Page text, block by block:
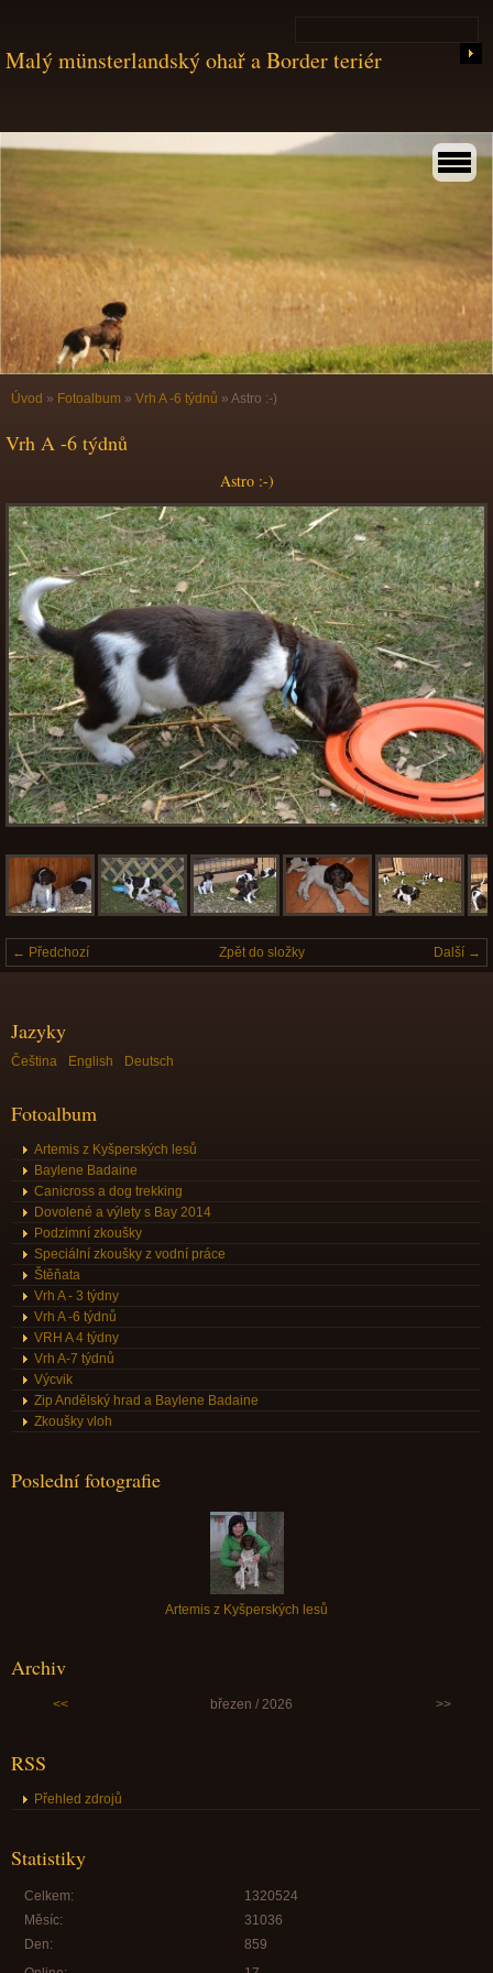
Malý münsterlandský ohař a Border teriér
Úvod » Fotoalbum » Vrh A -6 týdnů » Astro :-)
Vrh A -6 týdnů
Astro :-)
← Předchozí Další →
Zpět do složky
Jazyky
Čeština English Deutsch
Fotoalbum
Artemis z Kyšperských lesů
Baylene Badaine
Canicross a dog trekking
Dovolené a výlety s Bay 2014
Podzimní zkoušky
Speciální zkoušky z vodní práce
Štěňata
Vrh A - 3 týdny
Vrh A -6 týdnů
VRH A 4 týdny
Vrh A-7 týdnů
Výcvik
Zip Andělský hrad a Baylene Badaine
Zkoušky vloh
Poslední fotografie
Artemis z Kyšperských lesů
Archiv
<< březen / 2026 >>
RSS
Přehled zdrojů
Statistiky
Celkem:
1320524
Měsíc:
31036
Den:
859